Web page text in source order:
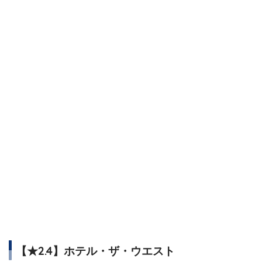
【★2.4】ホテル・ザ・ウエスト